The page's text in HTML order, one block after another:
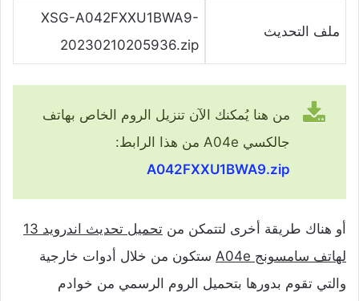
ملف التحديث
XSG-A042FXXU1BWA9-
20230210205936.zip
من هنا يُمكنك الآن تنزيل الروم الخاص بهاتف
جالكسي A04e من هذا الرابط:
A042FXXU1BWA9.zip
أو هناك طريقة أخرى لتتمكن من
تحميل تحديث اندرويد 13
لهاتف سامسونج A04e
ستكون من خلال أدوات خارجية
والتي تقوم بدورها بتحميل الروم الرسمي من خوادم